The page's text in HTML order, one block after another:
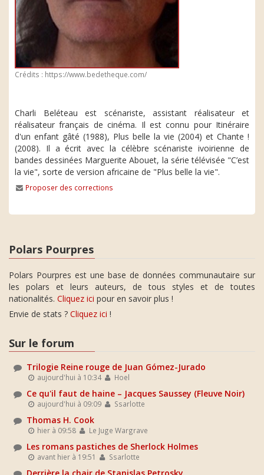
Crédits : https://www.bedetheque.com/
Charli Beléteau est scénariste, assistant réalisateur et
réalisateur français de cinéma. Il est connu pour Itinéraire
d'un enfant gâté (1988), Plus belle la vie (2004) et Chante !
(2008). Il a écrit avec la célèbre scénariste ivoirienne de
bandes dessinées Marguerite Abouet, la série télévisée "C’est
la vie", sorte de version africaine de "Plus belle la vie".
Proposer des corrections
Polars Pourpres
Polars Pourpres est une base de données communautaire sur
les polars et leurs auteurs, de tous styles et de toutes
nationalités. Cliquez ici pour en savoir plus !
Envie de stats ? Cliquez ici !
Sur le forum
Trilogie Reine rouge de Juan Gómez-Jurado
aujourd'hui à 10:34 Hoel
Ce qu'il faut de haine – Jacques Saussey (Fleuve Noir)
aujourd'hui à 09:09 Ssarlotte
Thomas H. Cook
hier à 09:58 Le Juge Wargrave
Les romans pastiches de Sherlock Holmes
avant hier à 19:51 Ssarlotte